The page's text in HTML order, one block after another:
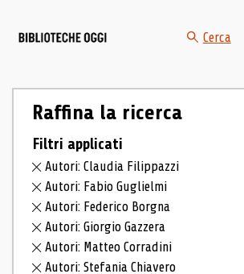
Cerca
Raffina la ricerca
Filtri applicati
Autori: Claudia Filippazzi
Autori: Fabio Guglielmi
Autori: Federico Borgna
Autori: Giorgio Gazzera
Autori: Matteo Corradini
Autori: Stefania Chiavero